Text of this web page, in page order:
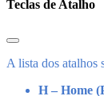
Teclas de Atalho
A lista dos atalhos
H – Home